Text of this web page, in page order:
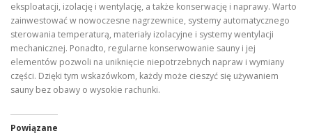
eksploatacji, izolację i wentylację, a także konserwację i naprawy. Warto
zainwestować w nowoczesne nagrzewnice, systemy automatycznego
sterowania temperaturą, materiały izolacyjne i systemy wentylacji
mechanicznej. Ponadto, regularne konserwowanie sauny i jej
elementów pozwoli na uniknięcie niepotrzebnych napraw i wymiany
części. Dzięki tym wskazówkom, każdy może cieszyć się używaniem
sauny bez obawy o wysokie rachunki.
Powiązane